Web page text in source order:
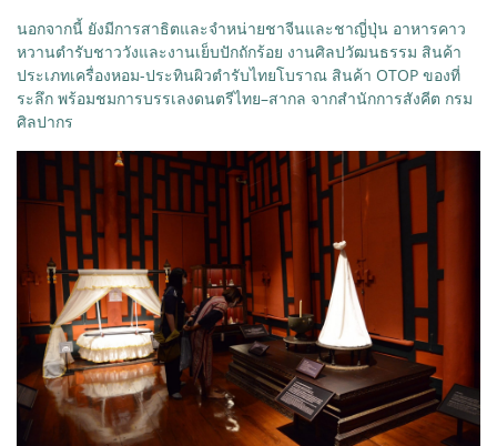
นอกจากนี้ ยังมีการสาธิตและจำหน่ายชาจีนและชาญี่ปุ่น อาหารคาว
หวานตำรับชาววังและงานเย็บปักถักร้อย งานศิลปวัฒนธรรม สินค้า
ประเภทเครื่องหอม-ประทินผิวตำรับไทยโบราณ สินค้า OTOP ของที่
ระลึก พร้อมชมการบรรเลงดนตรีไทย–สากล จากสำนักการสังคีต กรม
ศิลปากร